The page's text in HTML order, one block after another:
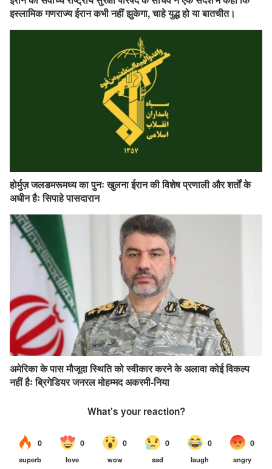
इस्लामिक गणराज्य ईरान कभी नहीं झुकेगा, चाहे युद्ध हो या बातचीत।
होर्मुज़ जलडमरूमध्य का पुनः खुलना ईरान की विशेष प्रणाली और शर्तों के
अधीन हैः सिपाहे पासदारान
अमेरिका के पास मौजूदा स्थिति को स्वीकार करने के अलावा कोई विकल्प
नहीं हैः ब्रिगेडियर जनरल मोहम्मद अकरमी-निया